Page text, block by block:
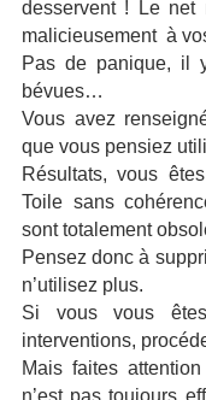
desservent ! Le net
malicieusement à
Pas de panique, il
bévues…
Vous avez
que vous pensiez
Résultats, vous
Toile sans
sont totalement
Pensez donc à
n’utilisez plus.
Si vous vous
interventions,
Mais faites
n’est pas toujours